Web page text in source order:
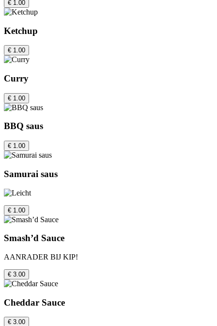
€ 1.00
Ketchup
€ 1.00
Curry
€ 1.00
BBQ saus
€ 1.00
Samurai saus
€ 1.00
Smash’d Sauce
AANRADER BIJ KIP!
€ 3.00
Cheddar Sauce
€ 3.00